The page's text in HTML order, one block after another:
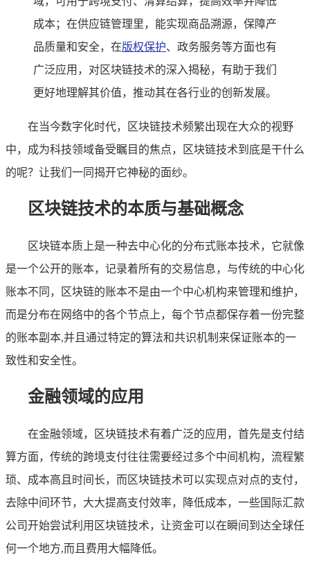
成本；在供应链管理里，能实现商品溯源，保障产
品质量和安全，在版权保护、政务服务等方面也有
广泛应用，对区块链技术的深入揭秘，有助于我们
更好地理解其价值，推动其在各行业的创新发展。
在当今数字化时代，区块链技术频繁出现在大众的视野
中，成为科技领域备受瞩目的焦点，区块链技术到底是干什么
的呢？让我们一同揭开它神秘的面纱。
区块链技术的本质与基础概念
区块链本质上是一种去中心化的分布式账本技术，它就像
是一个公开的账本，记录着所有的交易信息，与传统的中心化
账本不同，区块链的账本不是由一个中心机构来管理和维护，
而是分布在网络中的各个节点上，每个节点都保存着一份完整
的账本副本,并且通过特定的算法和共识机制来保证账本的一
致性和安全性。
金融领域的应用
在金融领域，区块链技术有着广泛的应用，首先是支付结
算方面，传统的跨境支付往往需要经过多个中间机构，流程繁
琐、成本高且时间长，而区块链技术可以实现点对点的支付，
去除中间环节，大大提高支付效率，降低成本，一些国际汇款
公司开始尝试利用区块链技术，让资金可以在瞬间到达全球任
何一个地方,而且费用大幅降低。